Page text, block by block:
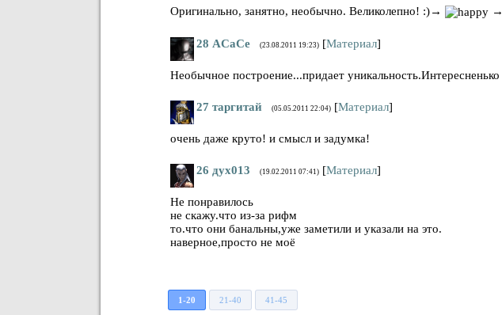
Оригинально, занятно, необычно. Великолепно! :)→ →
28 ACaCe (23.08.2011 19:23) [Материал]
Необычное построение...придает уникальность.Интересненько
27 таргитай (05.05.2011 22:04) [Материал]
очень даже круто! и смысл и задумка!
26 дух013 (19.02.2011 07:41) [Материал]
Не понравилось
не скажу.что из-за рифм
то.что они банальны,уже заметили и указали на это.
наверное,просто не моё
1-20 21-40 41-45